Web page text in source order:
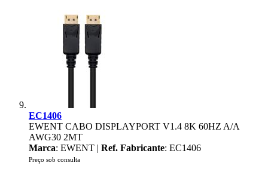
EC1406
EWENT CABO DISPLAYPORT V1.4 8K 60HZ A/A
AWG30 2MT
Marca: EWENT | Ref. Fabricante: EC1406
Preço sob consulta